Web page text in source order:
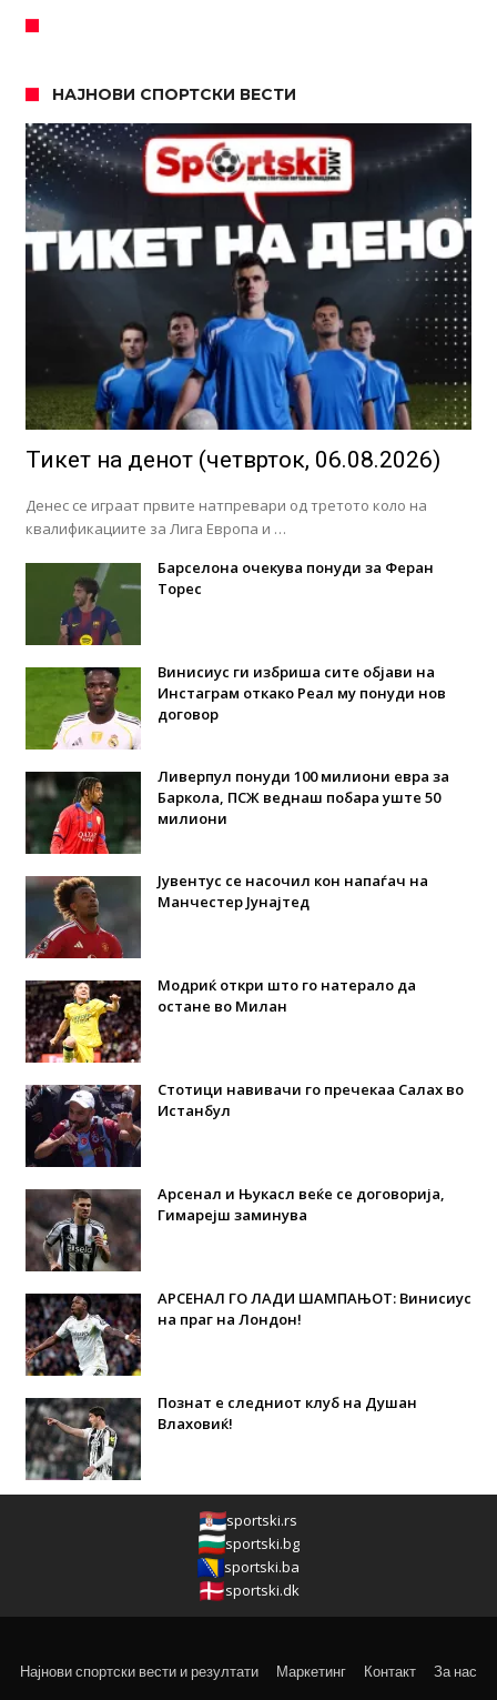
НАЈНОВИ СПОРТСКИ ВЕСТИ
Тикет на денот (четврток, 06.08.2026)
Денес се играат првите натпревари од третото коло на
квалификациите за Лига Европа и …
Барселона очекува понуди за Феран
Торес
Винисиус ги избриша сите објави на
Инстаграм откако Реал му понуди нов
договор
Ливерпул понуди 100 милиони евра за
Баркола, ПСЖ веднаш побара уште 50
милиони
Јувентус се насочил кон напаѓач на
Манчестер Јунајтед
Модриќ откри што го натерало да
остане во Милан
Стотици навивачи го пречекаа Салах во
Истанбул
Арсенал и Њукасл веќе се договорија,
Гимарејш заминува
АРСЕНАЛ ГО ЛАДИ ШАМПАЊОТ: Винисиус
на праг на Лондон!
Познат е следниот клуб на Душан
Влаховиќ!
sportski.rs
sportski.bg
sportski.ba
sportski.dk
Најнови спортски вести и резултати Маркетинг Контакт За нас